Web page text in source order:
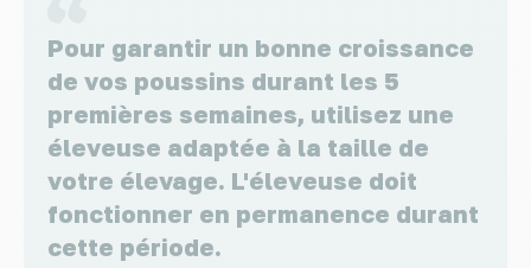
Pour garantir un bonne croissance
de vos poussins durant les 5
premières semaines, utilisez une
éleveuse adaptée à la taille de
votre élevage. L'éleveuse doit
fonctionner en permanence durant
cette période.